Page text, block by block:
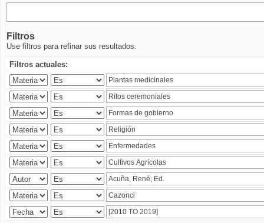
Filtros
Use filtros para refinar sus resultados.
Filtros actuales: